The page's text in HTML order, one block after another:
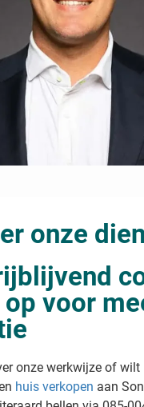
onze
voor
onze werkwijze of wilt
huis verkopen aan